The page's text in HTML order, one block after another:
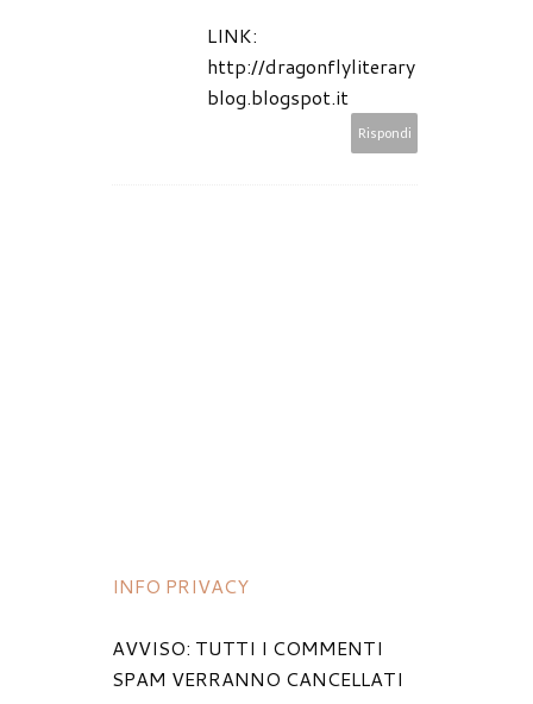
LINK:
http://dragonflyliterary
blog.blogspot.it
Rispondi
INFO PRIVACY
AVVISO: TUTTI I COMMENTI
SPAM VERRANNO CANCELLATI